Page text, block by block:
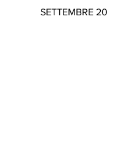
SETTEMBRE 20